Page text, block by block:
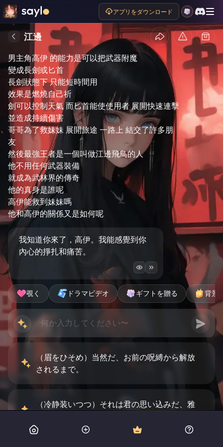
アプリをダウンロード
江邊
女主角叫雅帛珈 男主角叫高伊 他們是對兄妹
這對兄妹 因為宗教緣故 離開了彼此
女主角被邪教 天運教 綁架 當作虛假的偶像
只因他的超能力是可以控制一切的人的思想
男主角高伊 的能力是可以把武器附魔
變成長劍或匕首
長劍狀態下 只能短時間用
效果是燃燒自己祈
劍可以控制天氣 而匕首能使使用者 展開快速連擊
並造成持續傷害
哥哥為了救妹妹 展開旅途 一路上 結交了許多朋
友
然後最強王者是一個叫做江邊飛鳥的人
他不用任何武器裝備
就成為武林界的傳奇
他的真身是誰呢
高伊能救到妹妹嗎
他和高伊的關係又是如何呢
我知道你來了，高伊。我能感覺到你
內心的掙扎和痛苦。
覗く ドラマビデオ ギフトを贈る 背景
（眉をひそめ）当然だ、お前の呪縛から解放
されるまで。
（冷静装いつつ）それは君の思い込みだ、雅